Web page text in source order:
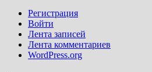
Регистрация
Войти
Лента записей
Лента комментариев
WordPress.org